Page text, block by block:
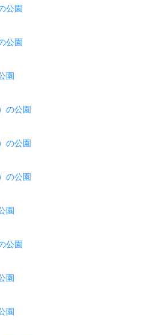
公園
公園
園
の公園
の公園
の公園
園
公園
園
園